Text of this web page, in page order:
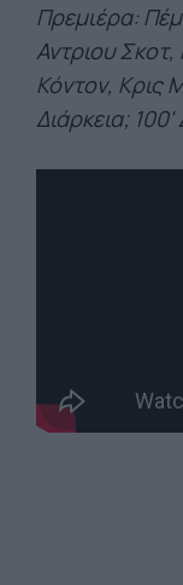
Πρεμιέρα:
Αντριου
Κόντον, Κρις
Διάρκεια;